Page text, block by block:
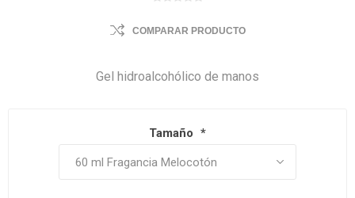
COMPARAR PRODUCTO
Gel hidroalcohólico de manos
Tamaño *